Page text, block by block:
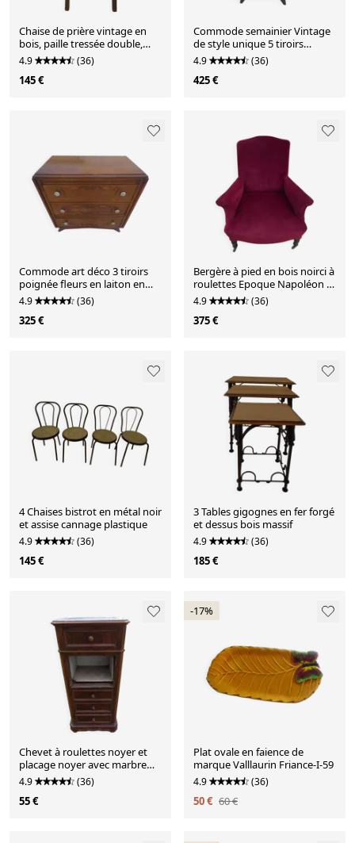
Chaise de prière vintage en
bois, paille tressée double,
siège relevable
4.9 (36)
145 €
Commode semainier Vintage
de style unique 5 tiroirs
années 50-70 aspect t
4.9 (36)
425 €
Commode art déco 3 tiroirs
poignée fleurs en laiton en
bois massif-Très b
4.9 (36)
325 €
Bergère à pied en bois noirci à
roulettes Epoque Napoléon III
garnis velour
4.9 (36)
375 €
4 Chaises bistrot en métal noir
et assise cannage plastique
4.9 (36)
145 €
3 Tables gigognes en fer forgé
et dessus bois massif
4.9 (36)
185 €
Chevet à roulettes noyer et
placage noyer avec marbre
vers 1900 porte à ré
4.9 (36)
55 €
-17%
Plat ovale en faience de
marque Valllaurin Friance-I-59
4.9 (36)
50 € 60 €